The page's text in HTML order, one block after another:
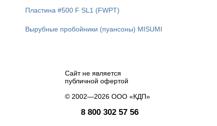
Пластина #500 F SL1 (FWPT)
Вырубные пробойники (пуансоны) MISUMI
Сайт не является
публичной офертой
© 2002—2026 ООО «КДП»
8 800 302 57 56